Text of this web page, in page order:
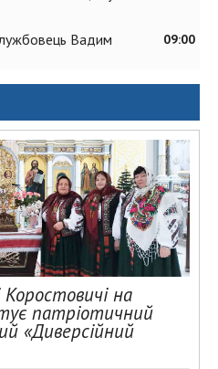
09:00
Вадим
Коростовичі на
патріотичний
«Диверсійний